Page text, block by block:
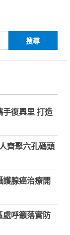
復興里 打造
齊聚六孔碼頭
護腺癌治療開
處呼籲落實防